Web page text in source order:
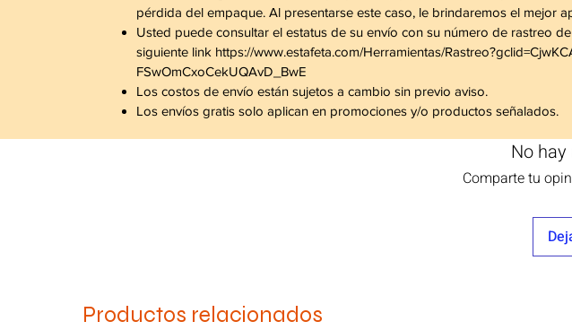
pérdida del empaque. Al presentarse este caso, le brindaremos el mejor
Usted puede consultar el estatus de su envío con su número de rastreo
siguiente link https://www.estafeta.com/Herramientas/
FSwOmCxoCekUQAvD_BwE
Los costos de envío están sujetos a cambio sin previo aviso.
Los envíos gratis solo aplican en promociones y/o productos señalados.
No
Comparte tu
Productos relacionados